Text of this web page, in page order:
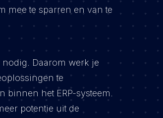
mee te sparren en van te
Daarom werk je
te
het ERP-systeem.
potentie uit de